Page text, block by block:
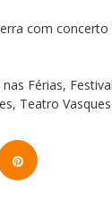
com concerto
Férias,
, Teatro Vasques